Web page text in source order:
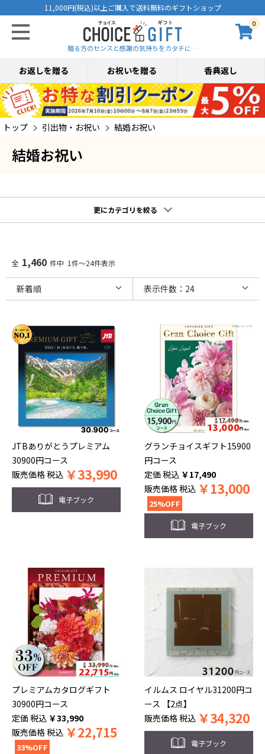
11,000円(税込)以上ご購入で送料無料のギフトショップ
0
贈る方のセンスと感謝の気持ちをカタチに…
お返しを贈る お祝いを贈る 香典返し
トップ 引出物・お祝い 結婚お祝い
結婚お祝い
更にカテゴリを絞る
全 1,460 件中 1件～24件表示
JTBありがとうプレミアム
30900円コース
販売価格税込 ￥33,990
電子ブック
グランチョイスギフト15900
円コース
税込 ￥17,490
販売価格税込 ￥13,000
25%OFF
電子ブック
プレミアムカタログギフト
30900円コース
税込 ￥33,990
販売価格税込 ￥22,715
33%OFF
イルムス ロイヤル31200円コ
ース 【2点】
販売価格税込 ￥34,320
電子ブック